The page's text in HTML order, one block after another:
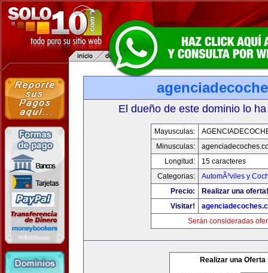
El dueño de este dominio lo
Mayusculas:
Minusculas:
Longitud:
15 caracteres
Categorias:
AutomÃ³viles y
Precio:
Realizar una oferta!
Visitar!
Serán consideradas
Realizar una Oferta